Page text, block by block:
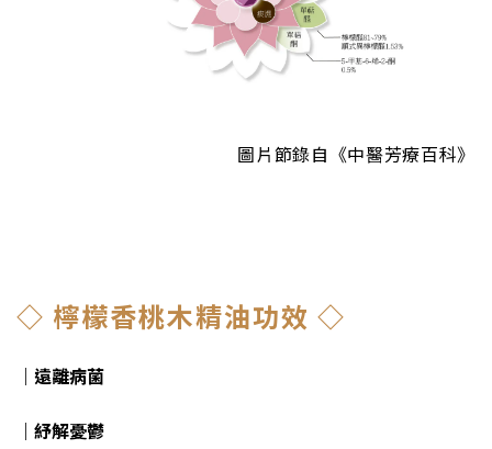
圖片節錄自《中醫芳療百科》
◇ 檸檬香桃木精油功效 ◇
｜遠離病菌
｜紓解憂鬱